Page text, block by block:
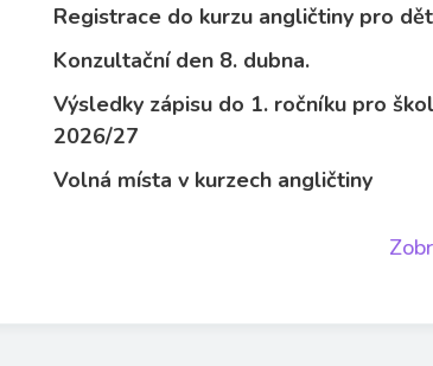
Registrace do kurzu angličtiny pro
Konzultační den 8. dubna.
Výsledky zápisu do 1. ročníku pro
2026/27
Volná místa v kurzech angličtiny